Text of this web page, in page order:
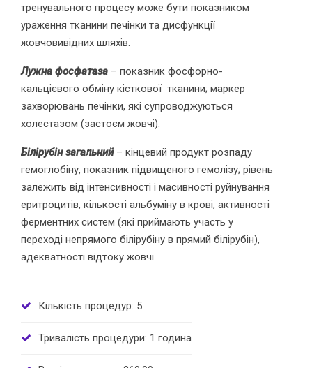
тренувального процесу може бути показником
ураження тканини печінки та дисфункції
жовчовивідних шляхів.
Лужна фосфатаза – показник фосфорно-
кальцієвого обміну кісткової тканини; маркер
захворювань печінки, які супроводжуються
холестазом (застоєм жовчі).
Білірубін загальний– кінцевий продукт розпаду
гемоглобіну, показник підвищеного гемолізу; рівень
залежить від інтенсивності і масивності руйнування
еритроцитів, кількості альбуміну в крові, активності
ферментних систем (які приймають участь у
переході непрямого білірубіну в прямий білірубін),
адекватності відтоку жовчі.
Кількість процедур: 5
Тривалість процедури: 1 година